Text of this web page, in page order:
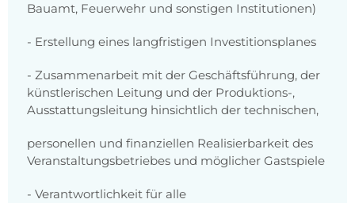
Bauamt, Feuerwehr und sonstigen Institutionen)
- Erstellung eines langfristigen Investitionsplanes
- Zusammenarbeit mit der Geschäftsführung, der
künstlerischen Leitung und der Produktions-,
Ausstattungsleitung hinsichtlich der technischen,
personellen und finanziellen Realisierbarkeit des
Veranstaltungsbetriebes und möglicher Gastspiele
- Verantwortlichkeit für alle